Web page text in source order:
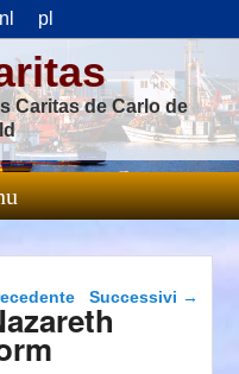
nl pl
Caritas de Carlo de
articolo
Successivi →